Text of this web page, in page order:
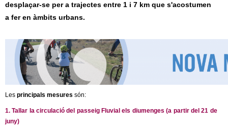
a
r
a
desplaçar-se per a trajectes entre 1 i 7 km que s'acostumen
a fer en àmbits urbans.
Les principals mesures són:
1. Tallar la circulació del passeig Fluvial els diumenges (a partir del 21 de
juny)